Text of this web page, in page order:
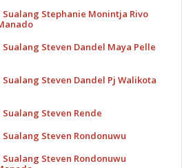
Stephanie Monintja Rivo
Steven Dandel Maya Pelle
Steven Dandel Pj Walikota
Steven Rende
Steven Rondonuwu
Steven Rondonuwu